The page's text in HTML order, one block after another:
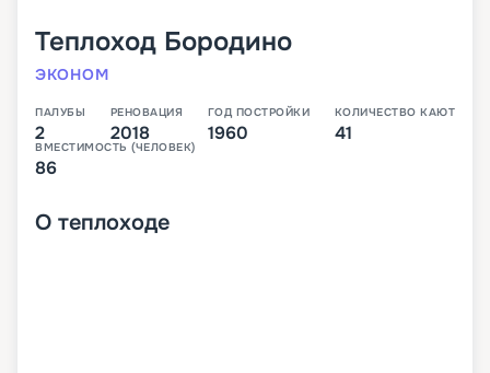
Теплоход Бородино
ЭКОНОМ
ПАЛУБЫ
2
РЕНОВАЦИЯ
2018
ГОД ПОСТРОЙКИ
1960
КОЛИЧЕСТВО КАЮТ
41
ВМЕСТИМОСТЬ (ЧЕЛОВЕК)
86
О теплоходе